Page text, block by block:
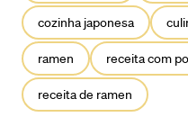
cozinha japonesa
ramen receita com
receita de ramen